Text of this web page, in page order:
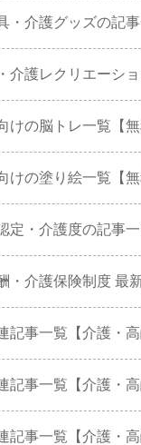
・介護グッズの記
介護レクリエーシ
けの脳トレ一覧【無
けの塗り絵一覧【無
定・介護度の記事
・介護保険制度 最
記事一覧【介護・高
記事一覧【介護・高
記事一覧【介護・高